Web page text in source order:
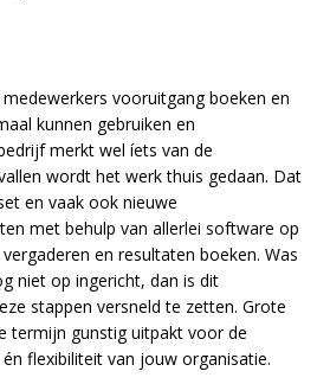
vooruitgang boeken en
kunnen gebruiken en
merkt wel íets van de
wordt het werk thuis gedaan. Dat
en vaak ook nieuwe
met behulp van allerlei software op
en resultaten boeken. Was
niet op ingericht, dan is dit
stappen versneld te zetten. Grote
termijn gunstig uitpakt voor de
flexibiliteit van jouw organisatie.